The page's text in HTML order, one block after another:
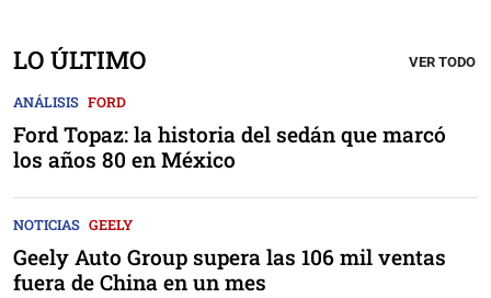
LO ÚLTIMO VER TODO
ANÁLISIS FORD
Ford Topaz: la historia del sedán que marcó
los años 80 en México
NOTICIAS GEELY
Geely Auto Group supera las 106 mil ventas
fuera de China en un mes